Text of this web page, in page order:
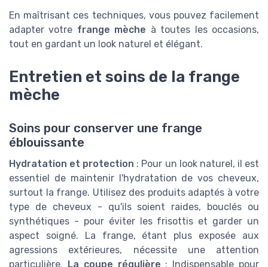
En maîtrisant ces techniques, vous pouvez facilement
adapter votre frange mèche à toutes les occasions,
tout en gardant un look naturel et élégant.
Entretien et soins de la frange
mèche
Soins pour conserver une frange
éblouissante
Hydratation et protection : Pour un look naturel, il est
essentiel de maintenir l'hydratation de vos cheveux,
surtout la frange. Utilisez des produits adaptés à votre
type de cheveux - qu'ils soient raides, bouclés ou
synthétiques - pour éviter les frisottis et garder un
aspect soigné. La frange, étant plus exposée aux
agressions extérieures, nécessite une attention
particulière. La coupe régulière : Indispensable pour